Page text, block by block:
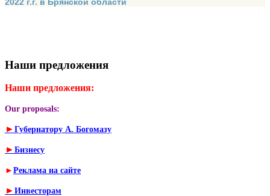
Наши предложения
Наши предложения:
Our proposals:
► Губернатору А. Богомазу
► Бизнесу
► Реклама на сайте
► Инвесторам